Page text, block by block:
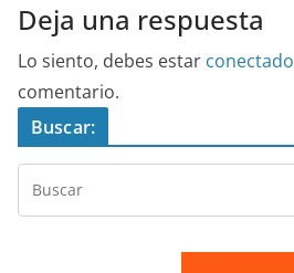
Deja una respuesta
Lo siento, debes estar conectado
comentario.
Buscar: